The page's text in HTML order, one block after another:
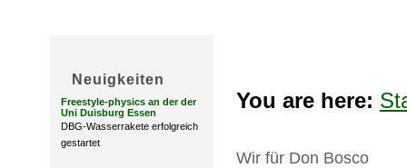
Neuigkeiten
Freestyle-physics an der der
Uni Duisburg Essen
DBG-Wasserrakete erfolgreich
gestartet
You are here:
Wir für Don Bosco